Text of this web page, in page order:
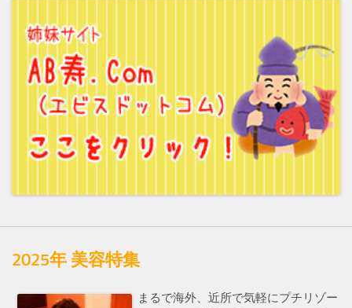
2025年 美容特集
まるで海外、近所で気軽にプチリゾー